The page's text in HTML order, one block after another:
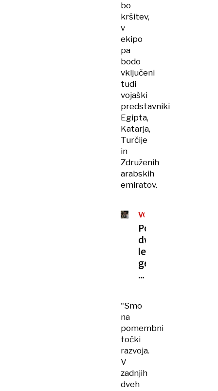
bo
kršitev,
v
ekipo
pa
bodo
vključeni
tudi
vojaški
predstavniki
Egipta,
Katarja,
Turčije
in
Združenih
arabskih
emiratov.
VOJNA
V
GAZI
Po
dveh
letih
genocida
se
"Smo
na
pomembni
točki
razvoja.
V
zadnjih
dveh